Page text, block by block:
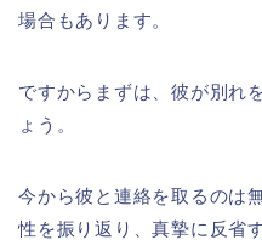
場合もあります。
ですからまずは、彼が別れ
ょう。
今から彼と連絡を取るのは
性を振り返り、真摯に反省